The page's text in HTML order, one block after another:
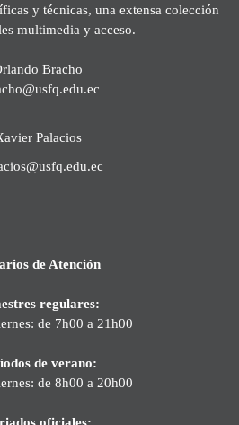
y técnicas, una extensa colección
multimedia y acceso.
Bracho
Palacios
de Atención
regulares:
de 7h00 a 21h00
de verano:
de 8h00 a 20h00
oficiales: